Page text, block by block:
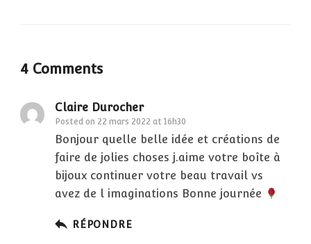
4 Comments
Claire Durocher
Posted on 22 mars 2022 at 16h30
Bonjour quelle belle idée et créations de
faire de jolies choses j.aime votre boîte à
bijoux continuer votre beau travail vs
avez de l imaginations Bonne journée
RÉPONDRE